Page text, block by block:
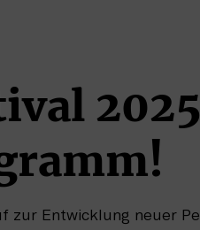
zur Entwicklung neuer